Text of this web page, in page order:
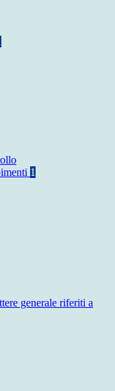
1
generale riferiti a